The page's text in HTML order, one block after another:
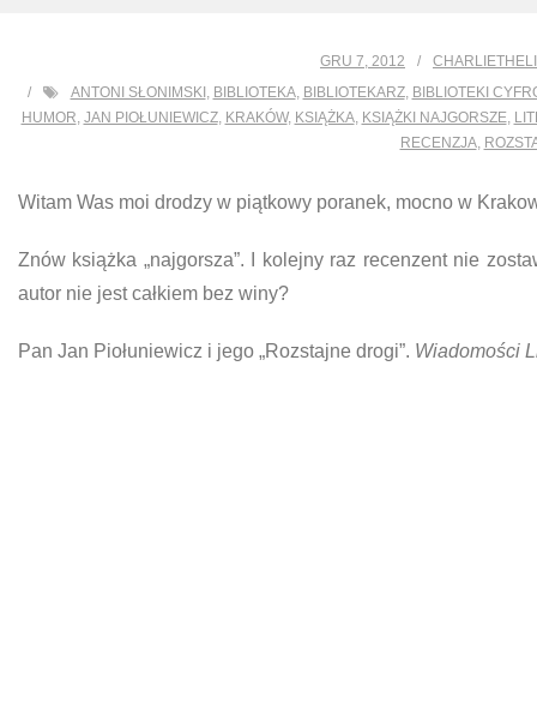
GRU 7, 2012
ANTONI SŁONIMSKI , BIBLIOTEKA, BIBLIOTEKARZ, BIBLIOTEKI
HUMOR, JAN PIOŁUNIEWICZ, KRAKÓW, KSIĄŻKA, KSIĄŻKI NAJGORSZE,
RECENZJA,
Witam Was moi drodzy w piątkowy poranek, mocno w
Znów książka „najgorsza”. I kolejny raz recenzent nie
autor nie jest całkiem bez winy?
Pan Jan Piołuniewicz i jego „Rozstajne drogi”. Wiadomości